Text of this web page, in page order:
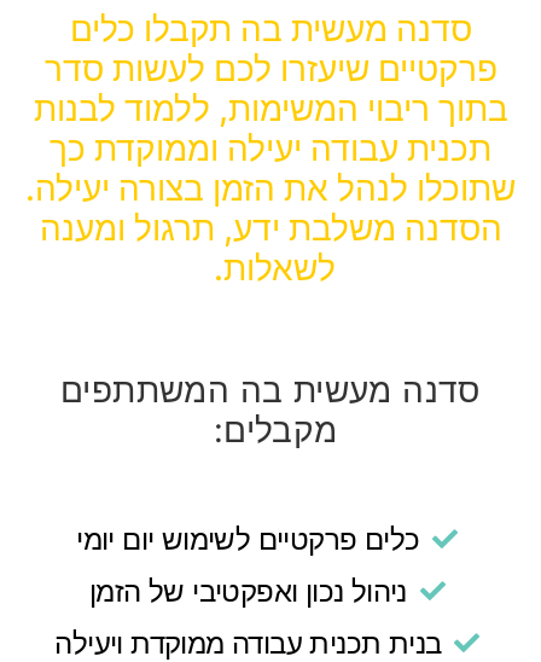
סדנה מעשית בה תקבלו כלים
פרקטיים שיעזרו לכם לעשות סדר
בתוך ריבוי המשימות, ללמוד לבנות
תכנית עבודה יעילה וממוקדת כך
לנהל את הזמן בצורה יעילה.
הסדנהמשלבת ידע, תרגול ומענה
לשאלות.
סדנה מעשית בה המשתתפים
מקבלים:
כלים פרקטיים לשימוש יום יומי
ניהול נכון ואפקטיבי של הזמן
בנית תכנית עבודה ממוקדת ויעילה